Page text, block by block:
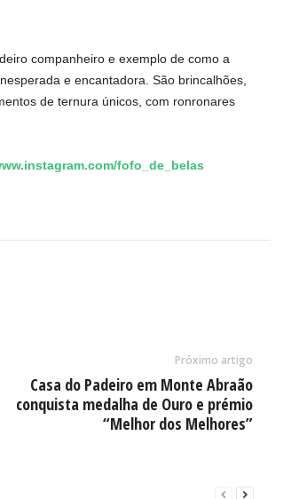
companheiro e exemplo de como a
e encantadora. São brincalhões,
de ternura únicos, com ronronares
fofo_de_belas
Próximo artigo
Casa do Padeiro em Monte Abraão
conquista medalha de Ouro e prémio
“Melhor dos Melhores”